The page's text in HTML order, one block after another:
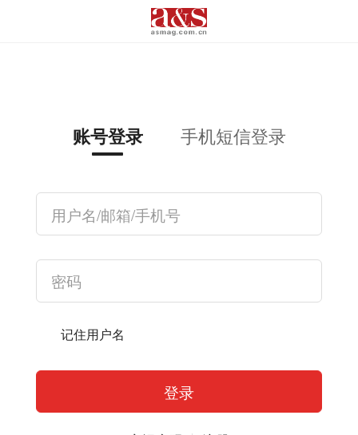
账号登录 手机短信登录
记住用户名